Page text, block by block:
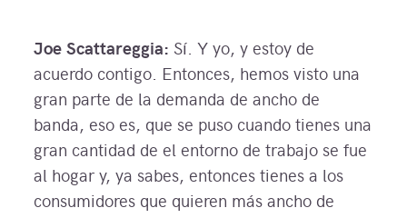
Joe Scattareggia: Sí. Y yo, y estoy de
acuerdo contigo. Entonces, hemos visto una
gran parte de la demanda de ancho de
banda, eso es, que se puso cuando tienes una
gran cantidad de el entorno de trabajo se fue
al hogar y, ya sabes, entonces tienes a los
consumidores que quieren más ancho de